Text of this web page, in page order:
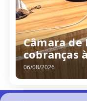
Câmara
cobranças
06/08/2026